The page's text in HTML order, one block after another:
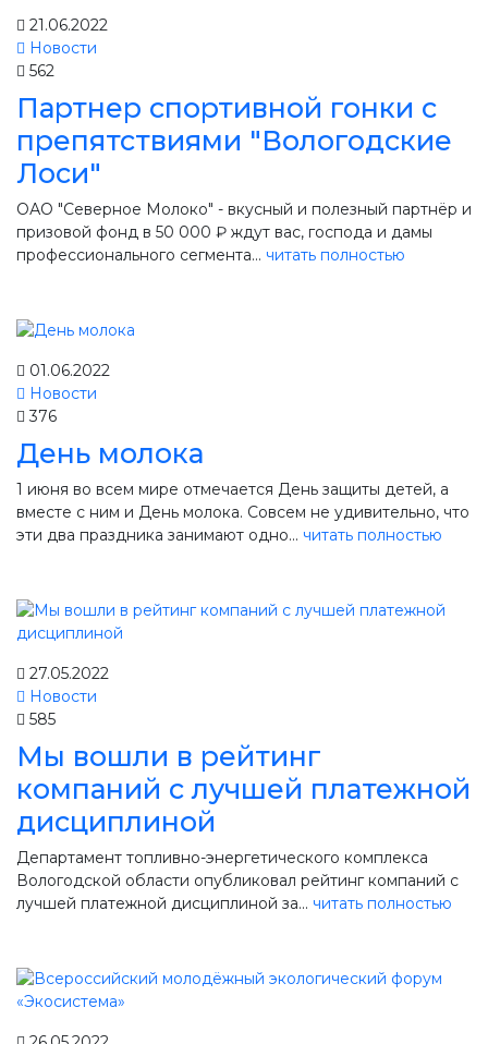
21.06.2022
Новости
562
Партнер спортивной гонки с
препятствиями "Вологодские
Лоси"
ОАО "Северное Молоко" - вкусный и полезный партнёр и
призовой фонд в 50 000 ₽ ждут вас, господа и дамы
профессионального сегмента... читать полностью
01.06.2022
Новости
376
День молока
1 июня во всем мире отмечается День защиты детей, а
вместе с ним и День молока. Совсем не удивительно, что
эти два праздника занимают одно... читать полностью
27.05.2022
Новости
585
Мы вошли в рейтинг
компаний с лучшей платежной
дисциплиной
Департамент топливно-энергетического комплекса
Вологодской области опубликовал рейтинг компаний с
лучшей платежной дисциплиной за... читать полностью